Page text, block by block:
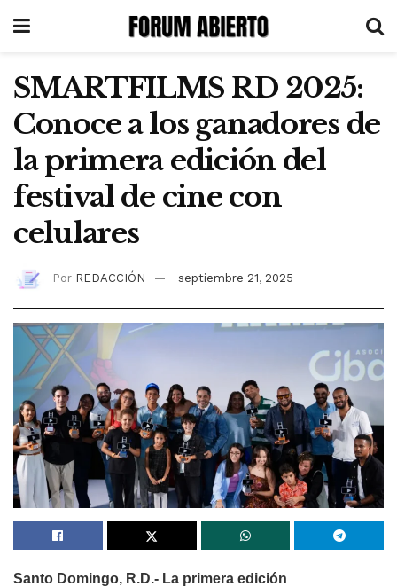
SMARTFILMS RD 2025:
Conoce a los ganadores de
la primera edición del
festival de cine con
celulares
Por REDACCIÓN septiembre 21, 2025
Santo Domingo, R.D.- La primera edición